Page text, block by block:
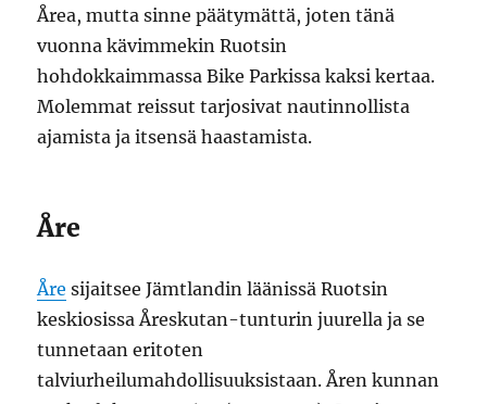
Årea, mutta sinne päätymättä, joten tänä
vuonna kävimmekin Ruotsin
hohdokkaimmassa Bike Parkissa kaksi kertaa.
Molemmat reissut tarjosivat nautinnollista
ajamista ja itsensä haastamista.
Åre
Åre sijaitsee Jämtlandin läänissä Ruotsin
keskiosissa Åreskutan-tunturin juurella ja se
tunnetaan eritoten
talviurheilumahdollisuuksistaan. Åren kunnan